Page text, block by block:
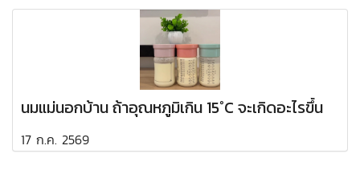
นมแม่นอกบ้าน ถ้าอุณหภูมิเกิน 15°C จะเกิดอะไรขึ้น
17 ก.ค. 2569